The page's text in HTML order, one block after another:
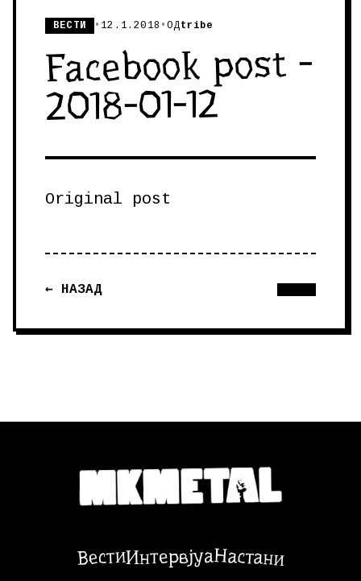
ВЕСТИ • 12.1.2018 •ОДtribe
Facebook post -
2018-01-12
Original post
← НАЗАД
ВестиИнтервјуаНастани